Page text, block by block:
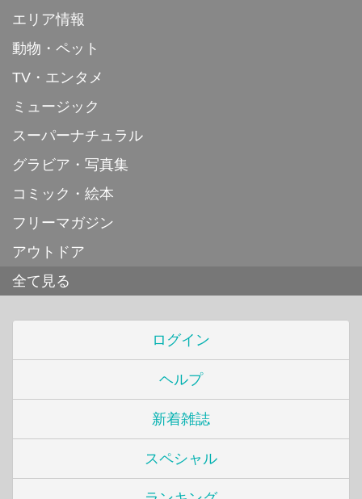
エリア情報
動物・ペット
TV・エンタメ
ミュージック
スーパーナチュラル
グラビア・写真集
コミック・絵本
フリーマガジン
アウトドア
全て見る
ログイン
ヘルプ
新着雑誌
スペシャル